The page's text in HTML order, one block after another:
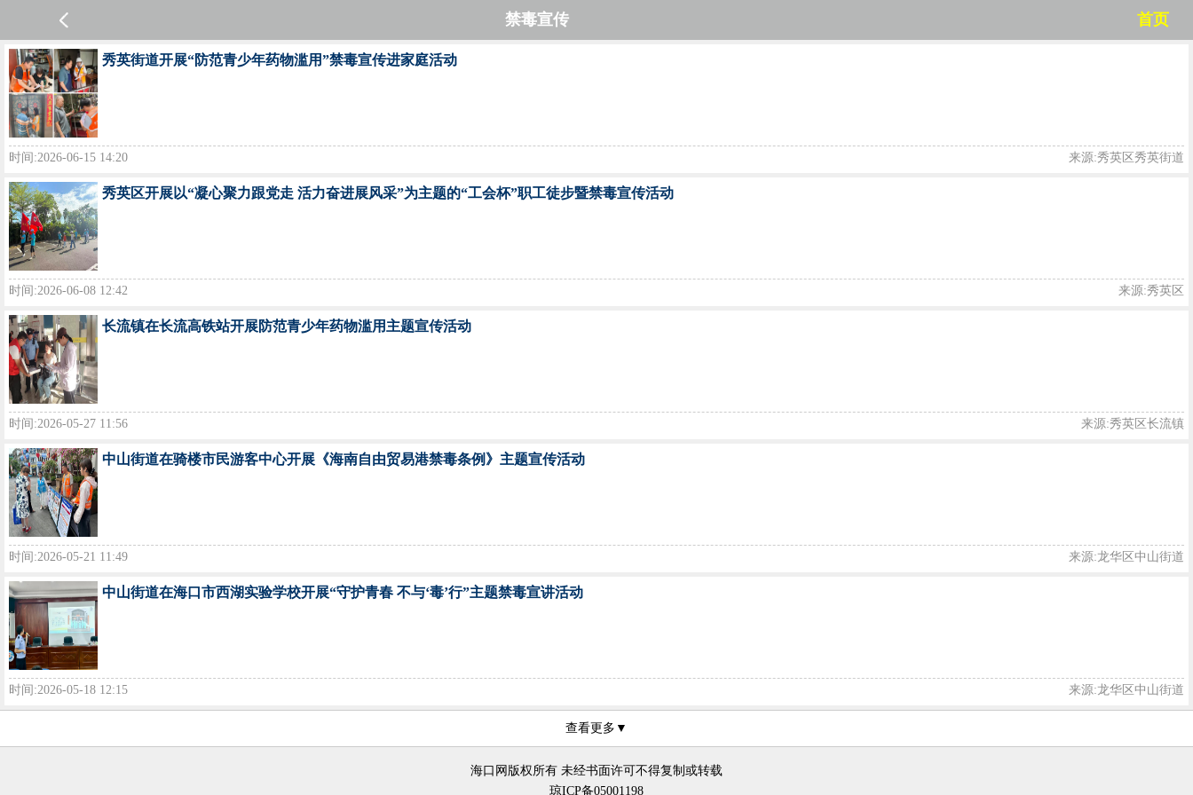
禁毒宣传 首页
秀英街道开展“防范青少年药物滥用”禁毒宣传进家庭活动
时间:2026-06-15 14:20 来源:秀英区秀英街道
秀英区开展以“凝心聚力跟党走 活力奋进展风采”为主题的“工会杯”职工徒步暨禁毒宣传活动
时间:2026-06-08 12:42 来源:秀英区
长流镇在长流高铁站开展防范青少年药物滥用主题宣传活动
时间:2026-05-27 11:56 来源:秀英区长流镇
中山街道在骑楼市民游客中心开展《海南自由贸易港禁毒条例》主题宣传活动
时间:2026-05-21 11:49 来源:龙华区中山街道
中山街道在海口市西湖实验学校开展“守护青春 不与‘毒’行”主题禁毒宣讲活动
时间:2026-05-18 12:15 来源:龙华区中山街道
查看更多▼
海口网版权所有 未经书面许可不得复制或转载
琼ICP备05001198